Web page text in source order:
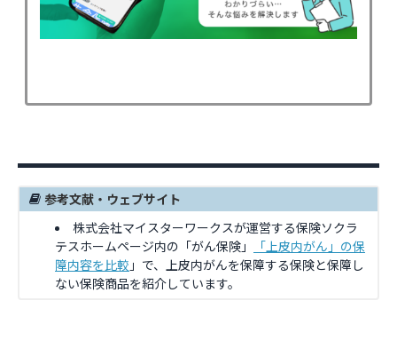
参考文献・ウェブサイト
株式会社マイスターワークスが運営する保険ソクラ
テスホームページ内の「がん保険」
「上皮内がん」の保
障内容を比較 」で、上皮内がんを保障する保険と保障し
ない保険商品を紹介しています。